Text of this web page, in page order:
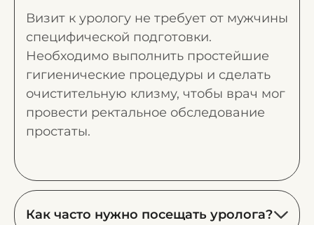
Визит к урологу не требует от мужчины
специфической подготовки.
Необходимо выполнить простейшие
гигиенические процедуры и сделать
очистительную клизму, чтобы врач мог
провести ректальное обследование
простаты.
Как часто нужно посещать уролога?